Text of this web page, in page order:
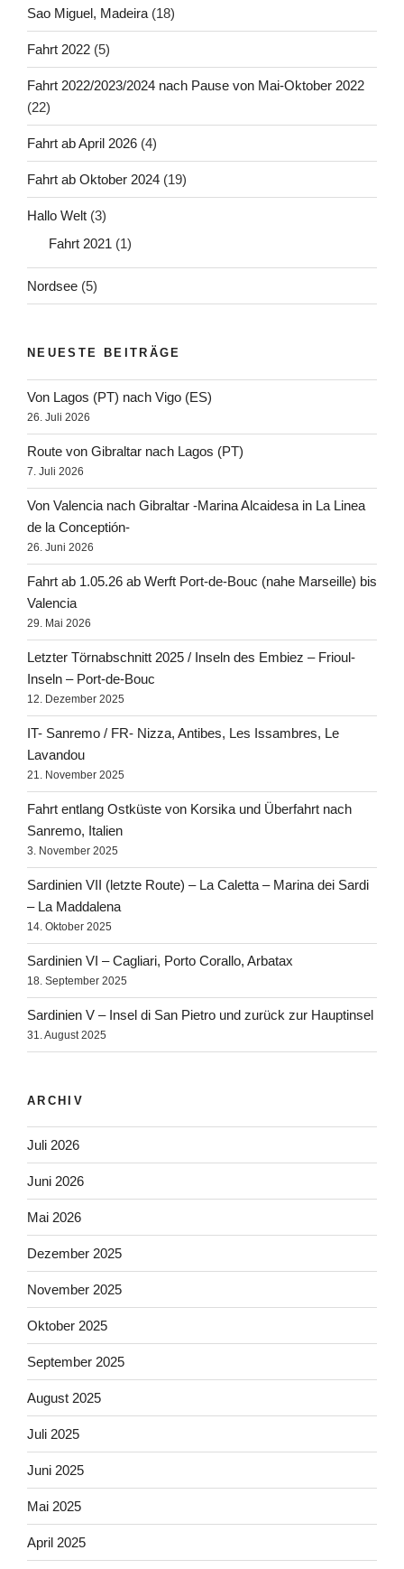
Sao Miguel, Madeira (18)
Fahrt 2022 (5)
Fahrt 2022/2023/2024 nach Pause von Mai-Oktober 2022
(22)
Fahrt ab April 2026 (4)
Fahrt ab Oktober 2024 (19)
Hallo Welt (3)
Fahrt 2021 (1)
Nordsee (5)
NEUESTE BEITRÄGE
Von Lagos (PT) nach Vigo (ES)
26. Juli 2026
Route von Gibraltar nach Lagos (PT)
7. Juli 2026
Von Valencia nach Gibraltar -Marina Alcaidesa in La Linea
de la Conceptión-
26. Juni 2026
Fahrt ab 1.05.26 ab Werft Port-de-Bouc (nahe Marseille) bis
Valencia
29. Mai 2026
Letzter Törnabschnitt 2025 / Inseln des Embiez – Frioul-
Inseln – Port-de-Bouc
12. Dezember 2025
IT- Sanremo / FR- Nizza, Antibes, Les Issambres, Le
Lavandou
21. November 2025
Fahrt entlang Ostküste von Korsika und Überfahrt nach
Sanremo, Italien
3. November 2025
Sardinien VII (letzte Route) – La Caletta – Marina dei Sardi
– La Maddalena
14. Oktober 2025
Sardinien VI – Cagliari, Porto Corallo, Arbatax
18. September 2025
Sardinien V – Insel di San Pietro und zurück zur Hauptinsel
31. August 2025
ARCHIV
Juli 2026
Juni 2026
Mai 2026
Dezember 2025
November 2025
Oktober 2025
September 2025
August 2025
Juli 2025
Juni 2025
Mai 2025
April 2025